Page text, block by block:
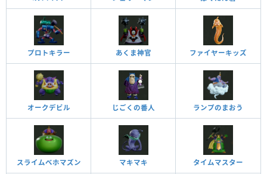
プロトキラー あくま神官 ファイヤーキッズ
オークデビル じごくの番人 ランプのまおう
スライムベホマズン マキマキ タイムマスター